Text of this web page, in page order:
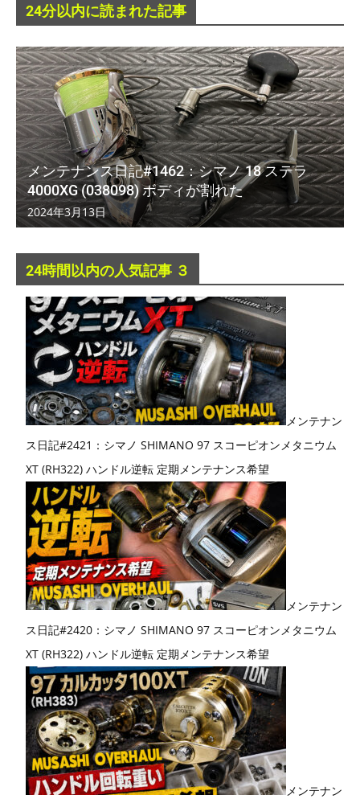
24分以内に読まれた記事
メンテナンス日記#1462：シマノ 18 ステラ
4000XG (038098) ボディが割れた
2024年3月13日
24時間以内の人気記事 ３
メンテナン
ス日記#2421：シマノ SHIMANO 97 スコーピオンメタニウム
XT (RH322) ハンドル逆転 定期メンテナンス希望
メンテナン
ス日記#2420：シマノ SHIMANO 97 スコーピオンメタニウム
XT (RH322) ハンドル逆転 定期メンテナンス希望
メンテナン